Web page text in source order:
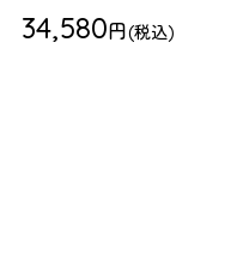
34,580円(税込)